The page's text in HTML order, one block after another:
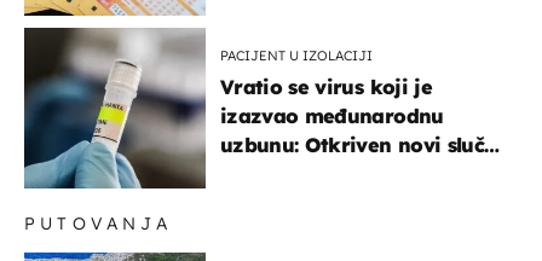
PACIJENT U IZOLACIJI
Vratio se virus koji je
izazvao međunarodnu
uzbunu: Otkriven novi slučaj
PUTOVANJA